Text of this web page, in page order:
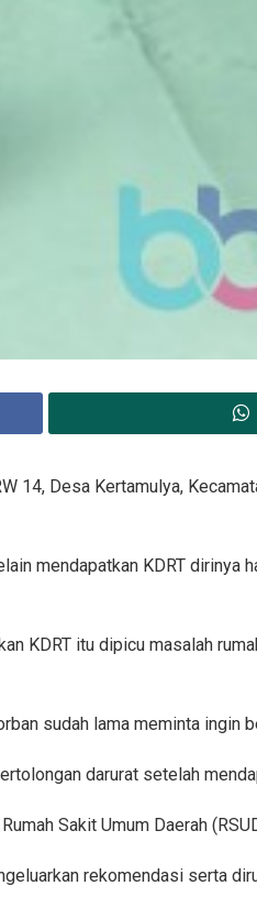
14, Desa Kertamulya,
mendapatkan KDRT
KDRT itu dipicu masalah
sudah lama meminta
darurat setelah
Sakit Umum Daerah
rekomendasi serta